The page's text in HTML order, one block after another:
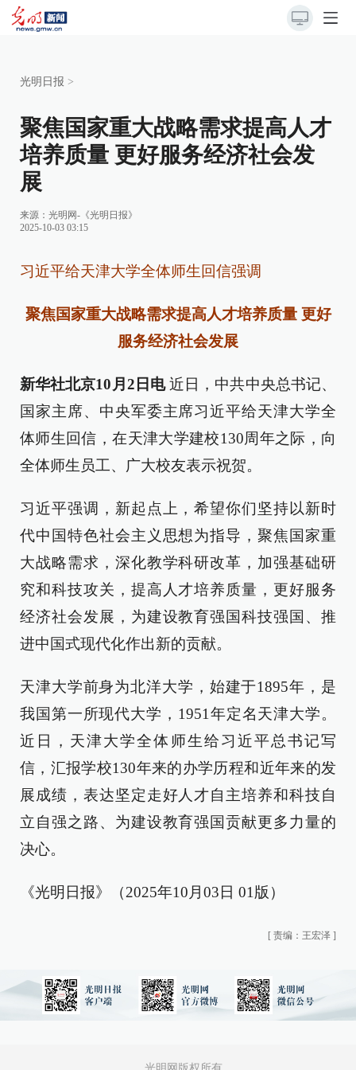
光明日报 >
聚焦国家重大战略需求提高人才
培养质量 更好服务经济社会发
展
来源： 光明网-《光明日报》
2025-10-03 03:15
习近平给天津大学全体师生回信强调
聚焦国家重大战略需求提高人才培养质量 更好
服务经济社会发展
新华社北京10月2日电近日，中共中央总书记、
国家主席、中央军委主席习近平给天津大学全
体师生回信，在天津大学建校130周年之际，向
全体师生员工、广大校友表示祝贺。
习近平强调，新起点上，希望你们坚持以新时
代中国特色社会主义思想为指导，聚焦国家重
大战略需求，深化教学科研改革，加强基础研
究和科技攻关，提高人才培养质量，更好服务
经济社会发展，为建设教育强国科技强国、推
进中国式现代化作出新的贡献。
天津大学前身为北洋大学，始建于1895年，是
我国第一所现代大学，1951年定名天津大学。
近日，天津大学全体师生给习近平总书记写
信，汇报学校130年来的办学历程和近年来的发
展成绩，表达坚定走好人才自主培养和科技自
立自强之路、为建设教育强国贡献更多力量的
决心。
《光明日报》（2025年10月03日 01版）
[ 责编：王宏泽 ]